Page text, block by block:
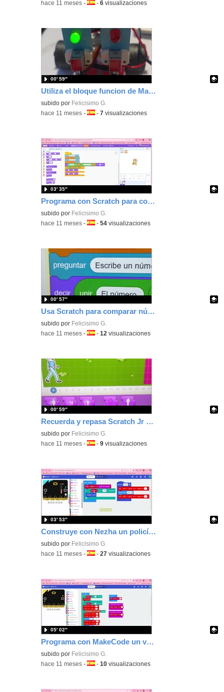
-hace 11 meses -Idioma:
-6 visualizaciones
Utiliza el bloque funcion de MakeCode para que las luces de tu robot Nezha parpadeen
Contenido educativo.
subido por Felicisimo G.
00′ 59″
-hace 11 meses -Idioma:
-7 visualizaciones
Programa con Scratch para comparar números mayores o menores de un modo autocorregible.
Contenido educativo.
subido por Felicisimo G.
03′ 35″
-hace 11 meses -Idioma:
-54 visualizaciones
Usa Scratch para comparar números en el repaso de sexo al inicio del curso
Contenido educativo.
subido por Felicisimo G.
00′ 57″
-hace 11 meses -Idioma:
-12 visualizaciones
Recuerda y repasa Scratch Jr al inicio del curso con una animación.
Contenido educativo.
subido por Felicisimo G.
00′ 59″
-hace 11 meses -Idioma:
-9 visualizaciones
Construye con Nezha un policía del ruido programando con MakeCode tu placa microbit.
Contenido educativo.
subido por Felicisimo G.
03′ 53″
-hace 11 meses -Idioma:
-27 visualizaciones
Programa con MakeCode un vehículo construido con Nezha, que evite obstáculos con un sensor de choque
Contenido educativo.
subido por Felicisimo G.
05′ 02″
-hace 11 meses -Idioma:
-10 visualizaciones